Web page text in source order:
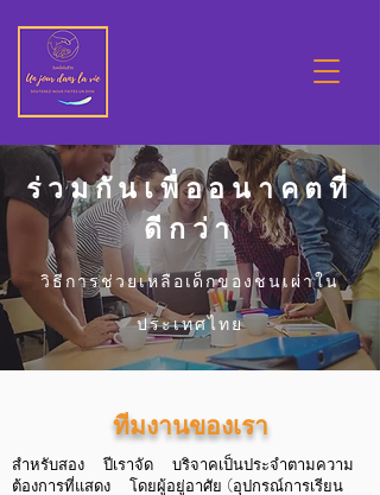
ร่วมกันเพื่ออนาคตที่
ดีกว่า
วิธีการช่วยเหลือเด็กของชนเผ่าใน
ประเทศไทย
ทีมงานของเรา
สำหรับสอง ปีเราจัด
บริจาคเป็นประจำตามความ
ต้องการที่แสดง
โดยผู้อยู่อาศัย (อุปกรณ์การเรียน